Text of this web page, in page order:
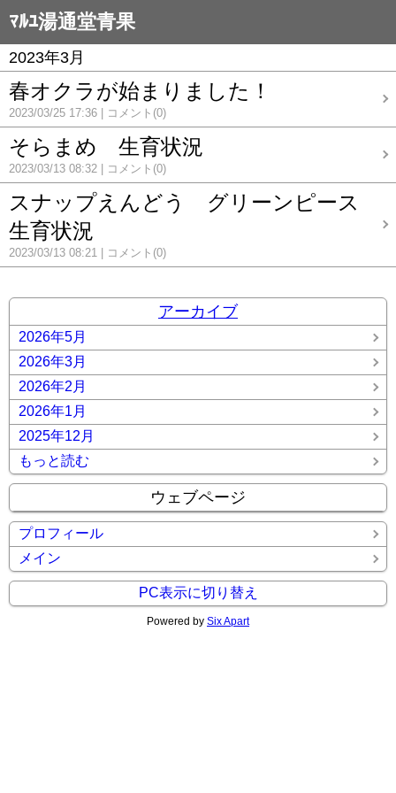
ﾏﾙﾕ湯通堂青果
2023年3月
春オクラが始まりました！
2023/03/25 17:36 コメント(0)
そらまめ 生育状況
2023/03/13 08:32 コメント(0)
スナップえんどう グリーンピース
生育状況
2023/03/13 08:21 コメント(0)
アーカイブ
2026年5月
2026年3月
2026年2月
2026年1月
2025年12月
もっと読む
ウェブページ
プロフィール
メイン
PC表示に切り替え
Powered by Six Apart